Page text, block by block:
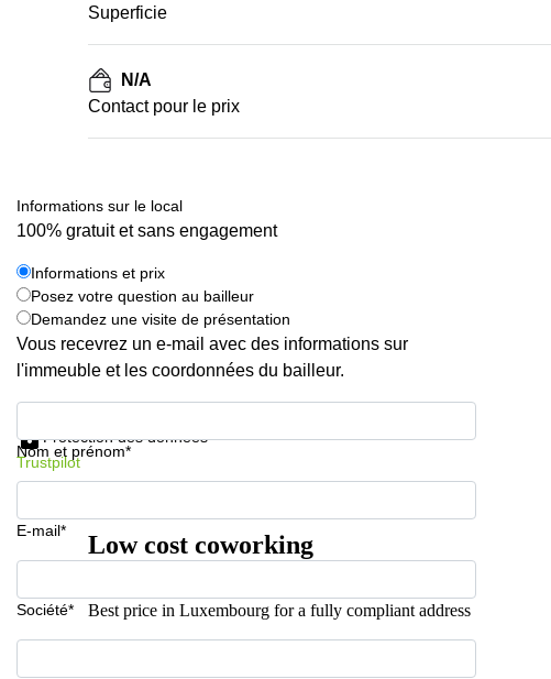
Superficie
N/A
Contact pour le prix
Informations sur le local
100% gratuit et sans engagement
Informations et prix
Posez votre question au bailleur
Demandez une visite de présentation
Vous recevrez un e-mail avec des informations sur
l'immeuble et les coordonnées du bailleur.
Nom et prénom*
E-mail*
Société*
Protection des données
Trustpilot
Low cost coworking
Best price in Luxembourg for a fully compliant address